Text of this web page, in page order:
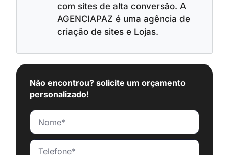
com sites de alta conversão. A
AGENCIAPAZ é uma agência de
criação de sites e Lojas.
Não encontrou? solicite um orçamento
personalizado!